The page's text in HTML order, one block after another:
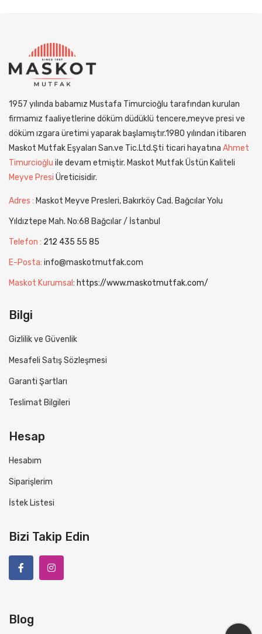
1957 yılında babamız Mustafa Timurcioğlu tarafından kurulan
firmamız faaliyetlerine döküm düdüklü tencere,meyve presi ve
döküm ızgara üretimi yaparak başlamıştır.1980 yılından itibaren
Maskot Mutfak Eşyaları San.ve Tic.Ltd.Şti ticari hayatına Ahmet
Timurcioğlu ile devam etmiştir. Maskot Mutfak Üstün Kaliteli
Meyve Presi Üreticisidir.
Adres : Maskot Meyve Presleri, Bakırköy Cad. Bağcılar Yolu
Yıldıztepe Mah. No:68 Bağcılar / İstanbul
Telefon : 212 435 55 85
E-Posta: info@maskotmutfak.com
Maskot Kurumsal: https://www.maskotmutfak.com/
Bilgi
Gizlilik ve Güvenlik
Mesafeli Satış Sözleşmesi
Garanti Şartları
Teslimat Bilgileri
Hesap
Hesabım
Siparişlerim
İstek Listesi
Bizi Takip Edin
Blog